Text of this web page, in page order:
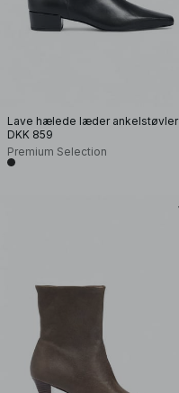
Lave hælede læder ankelstøvler
DKK 859
Premium Selection